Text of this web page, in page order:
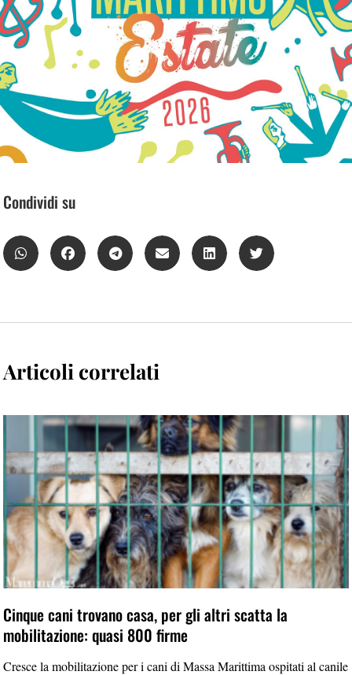
Condividi su
Articoli correlati
Cinque cani trovano casa, per gli altri scatta la
mobilitazione: quasi 800 firme
Cresce la mobilitazione per i cani di Massa Marittima ospitati al canile